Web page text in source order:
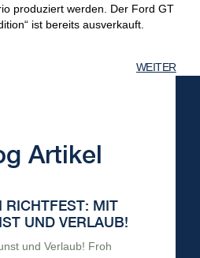
produziert werden. Der Ford GT
ist bereits ausverkauft.
WEITER
Artikel
RICHTFEST: MIT
UND VERLAUB!
und Verlaub! Froh